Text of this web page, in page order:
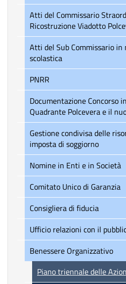
Atti del Commissario Straordinario
Ricostruzione Viadotto
Atti del Sub Commissario in materia di edilizia
scolastica
PNRR
Documentazione Concorso internazionale per il
Quadrante Polcevera e il
Gestione condivisa delle risorse derivanti da
imposta di soggiorno
Nomine in Enti e in Società
Comitato Unico di Garanzia
Consigliera di fiducia
Ufficio relazioni con il
Benessere Organizzativo
Piano triennale delle